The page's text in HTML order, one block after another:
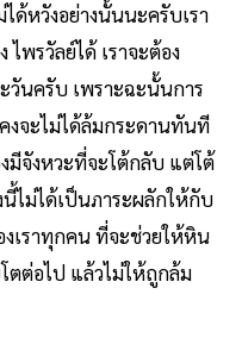
ด้หวังอย่างนั้นนะครับเรา
พรวัลย์ได้ เราจะต้อง
นครับ เพราะฉะนั้นการ
งจะไม่ได้ล้มกระดานทันที
มีจังหวะที่จะโต้กลับ แต่โต้
ไม่ได้เป็นภาระผลักให้กับ
เราทุกคน ที่จะช่วยให้หิน
ตต่อไป แล้วไม่ให้ถูกล้ม